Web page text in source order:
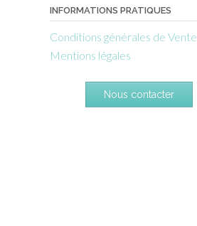
INFORMATIONS PRATIQUES
Conditions générales de Vente
Mentions légales
Nous contacter